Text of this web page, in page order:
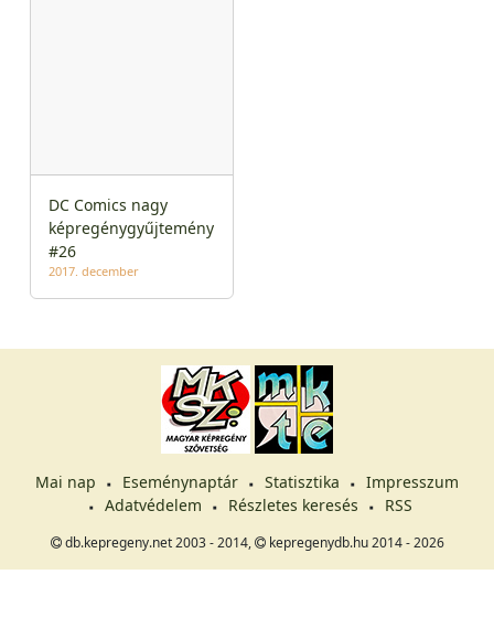
DC Comics nagy
képregénygyűjtemény
#26
2017. december
Mai nap Eseménynaptár Statisztika
Impresszum
Adatvédelem
Részletes keresés RSS
db.kepregeny.net 2003 - 2014, kepregenydb.hu 2014 - 2026